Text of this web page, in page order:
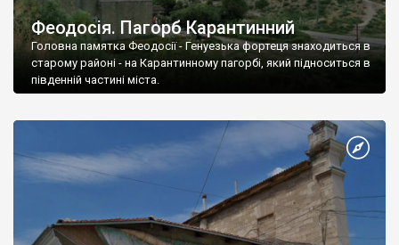
Феодосія. Пагорб Карантинний
Головна памятка Феодосії - Генуезька фортеця знаходиться в
старому районі - на Карантинному пагорбі, який підноситься в
південній частині міста.